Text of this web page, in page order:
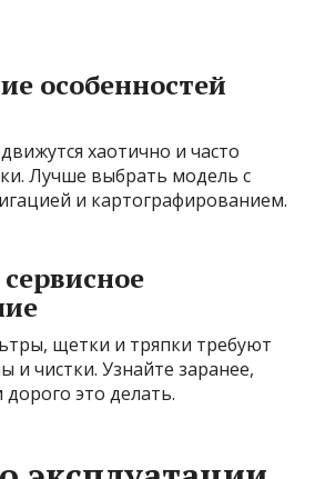
особенностей
хаотично и часто
Лучше выбрать модель с
и картографированием.
щетки и тряпки требуют
и чистки. Узнайте заранее,
дорого это делать.